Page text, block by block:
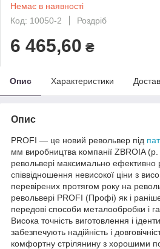
Немає в наявності
Код: 10050-2
Роздріб
6 465,60 ₴
Опис Характеристики
Опис
PROFI — це новий револьвер під
мм виробництва компанії ZBROIA
револьвері максимально ефективно
співвідношення невисокої ціни з
перевірених протягом року на
револьвері PROFI (Профі) як і
передові способи металообробки і
Висока точність виготовлення і
забезпечують надійність і
комфортну стрілянину з хорошими